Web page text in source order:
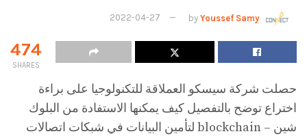
by Youssef Samy
2022-04-27
474
SHARES
حصلت شركة سيسكو العملاقة للتكنولوجيا على براءة
اختراع توضح بالتفصيل كيف يمكنها الاستفادة من البلوك
شين – blockchain لتأمين البيانات في شبكات اتصالات